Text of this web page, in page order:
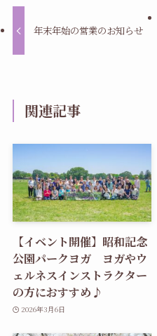
年末年始の営業のお知らせ
関連記事
【イベント開催】昭和記念
公園パークヨガ ヨガやウ
ェルネスインストラクター
の方におすすめ♪
2026年3月6日